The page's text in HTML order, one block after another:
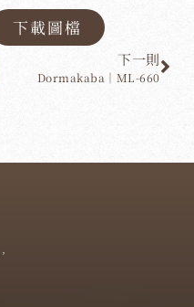
下載圖檔
下一則
Dormakaba｜ML-660